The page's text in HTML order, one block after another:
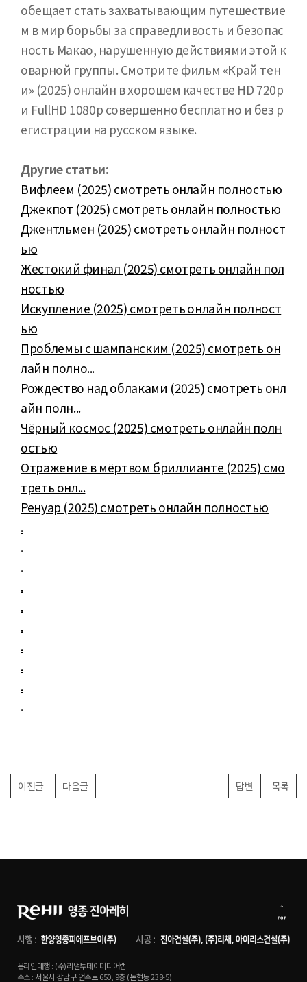
обещает стать захватывающим путешествие
м в мир борьбы за справедливость и безопас
ность Макао, нарушенную действиями этой к
оварной группы. Смотрите фильм «Край тен
и» (2025) онлайн в хорошем качестве HD 720p
и FullHD 1080p совершенно бесплатно и без р
егистрации на русском языке.
Другие статьи:
Вифлеем (2025) смотреть онлайн полностью
Джекпот (2025) смотреть онлайн полностью
Джентльмен (2025) смотреть онлайн полност
ью
Жестокий финал (2025) смотреть онлайн пол
ностью
Искупление (2025) смотреть онлайн полност
ью
Проблемы с шампанским (2025) смотреть он
лайн полно...
Рождество над облаками (2025) смотреть онл
айн полн...
Чёрный космос (2025) смотреть онлайн полн
остью
Отражение в мёртвом бриллианте (2025) смо
треть онл...
Ренуар (2025) смотреть онлайн полностью
.
.
.
.
.
.
.
.
.
.
이전글 다음글 답변 목록
온라인대행 : (주)리얼투데이미디어랩
주소 : 서울시 강남구 언주로 650, 9층 (논현동 238-5)